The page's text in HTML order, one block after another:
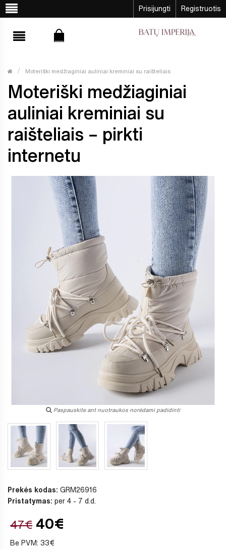
Prisijungti Registruotis
Moteriški medžiaginiai auliniai kreminiai su raišteliais
Moteriški medžiaginiai
auliniai kreminiai su
raišteliais – pirkti
internetu
Paspauskite ant nuotraukos norėdami padidinti
Prekės kodas: GRM26916
Pristatymas: per 4 - 7 d.d.
47€ 40€
Be PVM: 33€